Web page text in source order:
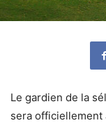
Le gardien de la
sera officiellement